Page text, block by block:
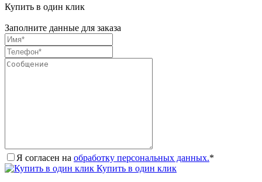
Купить в один клик
Заполните данные для заказа
Я согласен на обработку персональных данных.*
Купить в один клик